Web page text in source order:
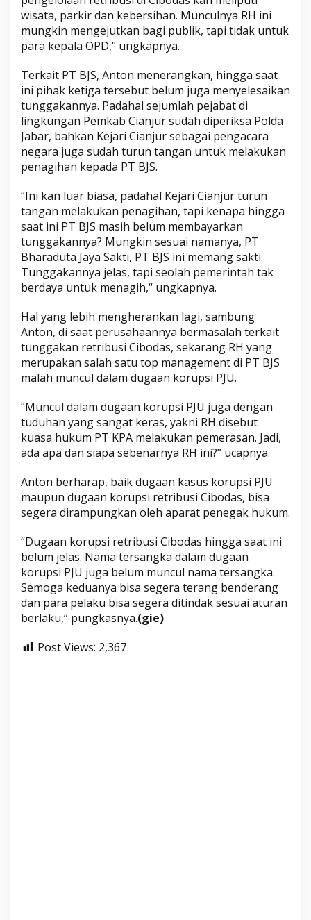
wisata, parkir dan kebersihan. Munculnya RH ini
mungkin mengejutkan bagi publik, tapi tidak untuk
para kepala OPD,“ ungkapnya.
Terkait PT BJS, Anton menerangkan, hingga saat
ini pihak ketiga tersebut belum juga menyelesaikan
tunggakannya. Padahal sejumlah pejabat di
lingkungan Pemkab Cianjur sudah diperiksa Polda
Jabar, bahkan Kejari Cianjur sebagai pengacara
negara juga sudah turun tangan untuk melakukan
penagihan kepada PT BJS.
“Ini kan luar biasa, padahal Kejari Cianjur turun
tangan melakukan penagihan, tapi kenapa hingga
saat ini PT BJS masih belum membayarkan
tunggakannya? Mungkin sesuai namanya, PT
Bharaduta Jaya Sakti, PT BJS ini memang sakti.
Tunggakannya jelas, tapi seolah pemerintah tak
berdaya untuk menagih,“ ungkapnya.
Hal yang lebih mengherankan lagi, sambung
Anton, di saat perusahaannya bermasalah terkait
tunggakan retribusi Cibodas, sekarang RH yang
merupakan salah satu top management di PT BJS
malah muncul dalam dugaan korupsi PJU.
“Muncul dalam dugaan korupsi PJU juga dengan
tuduhan yang sangat keras, yakni RH disebut
kuasa hukum PT KPA melakukan pemerasan. Jadi,
ada apa dan siapa sebenarnya RH ini?” ucapnya.
Anton berharap, baik dugaan kasus korupsi PJU
maupun dugaan korupsi retribusi Cibodas, bisa
segera dirampungkan oleh aparat penegak hukum.
“Dugaan korupsi retribusi Cibodas hingga saat ini
belum jelas. Nama tersangka dalam dugaan
korupsi PJU juga belum muncul nama tersangka.
Semoga keduanya bisa segera terang benderang
dan para pelaku bisa segera ditindak sesuai aturan
berlaku,“ pungkasnya.(gie)
Post Views: 2,367